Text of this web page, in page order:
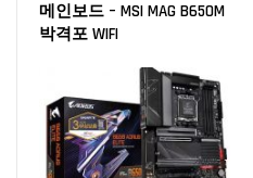
메인보드 – MSI MAG B650M
박격포 WIFI